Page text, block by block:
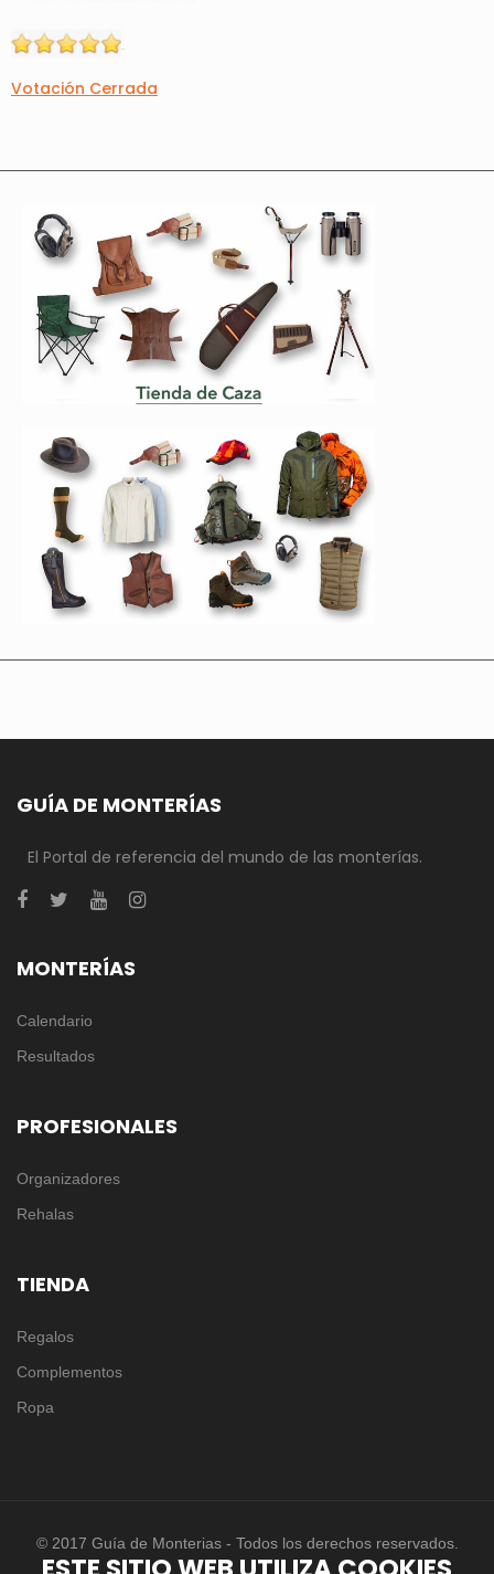
Votación Cerrada
GUÍA DE MONTERÍAS
El Portal de referencia del mundo de las monterías.
MONTERÍAS
Calendario
Resultados
PROFESIONALES
Organizadores
Rehalas
TIENDA
Regalos
Complementos
Ropa
© 2017 Guía de Monterias - Todos los derechos reservados.